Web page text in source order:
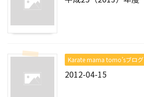
Karate mama tomo’sブログ
2012-04-15